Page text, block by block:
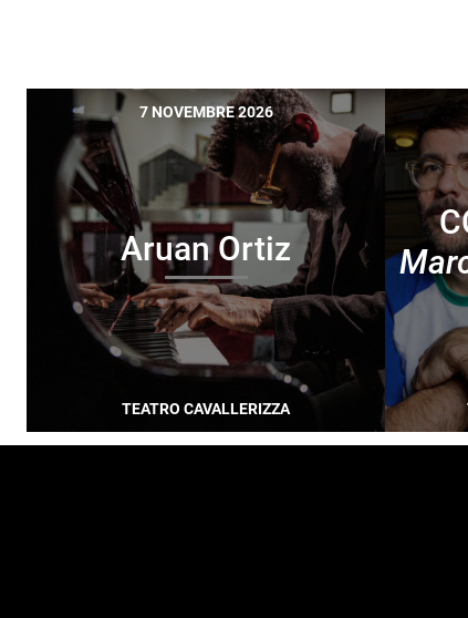
7 NOVEMBRE 2026
Aruan Ortiz
TEATRO CAVALLERIZZA